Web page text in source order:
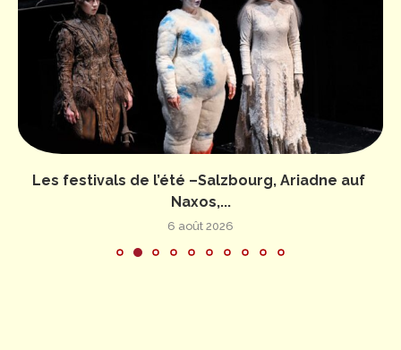
Les festivals de l’été –Salzbourg, Ariadne auf
Naxos,...
6 août 2026